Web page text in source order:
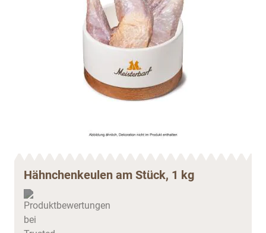
Hähnchenkeulen am Stück, 1 kg